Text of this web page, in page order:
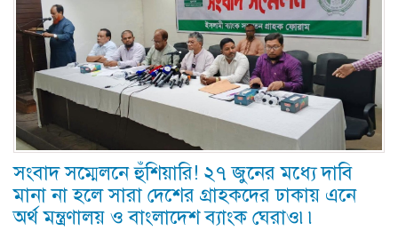
সংবাদ সম্মেলনে হুঁশিয়ারি! ২৭ জুনের মধ্যে দাবি
মানা না হলে সারা দেশের গ্রাহকদের ঢাকায় এনে
অর্থ মন্ত্রণালয় ও বাংলাদেশ ব্যাংক ঘেরাও৷৷